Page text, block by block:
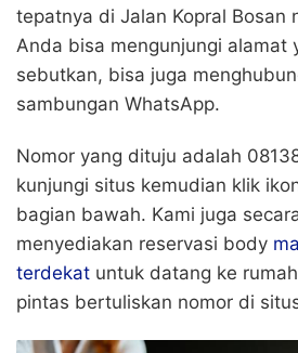
tepatnya di Jalan Kopral Bosan
Anda bisa mengunjungi alamat
sebutkan, bisa juga
sambungan WhatsApp.
Nomor yang dituju adalah
kunjungi situs kemudian klik
bagian bawah. Kami juga
menyediakan reservasi body
terdekat untuk datang ke
pintas bertuliskan nomor di